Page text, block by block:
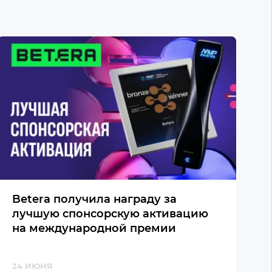
Betera получила награду за
лучшую спонсорскую активацию
на международной премии
24 ИЮНЯ